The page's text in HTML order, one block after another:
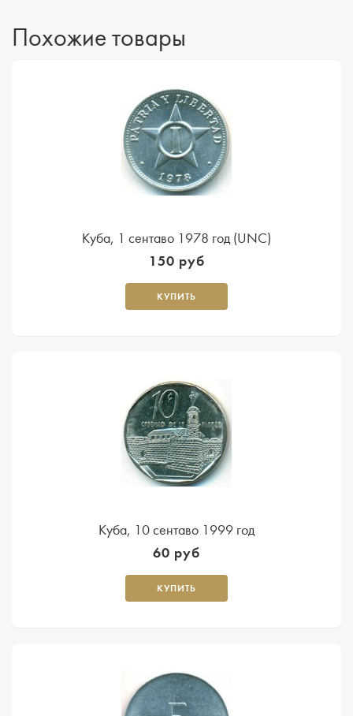
Похожие товары
Куба, 1 сентаво 1978 год (UNC)
150 руб
КУПИТЬ
Куба, 10 сентаво 1999 год
60 руб
КУПИТЬ